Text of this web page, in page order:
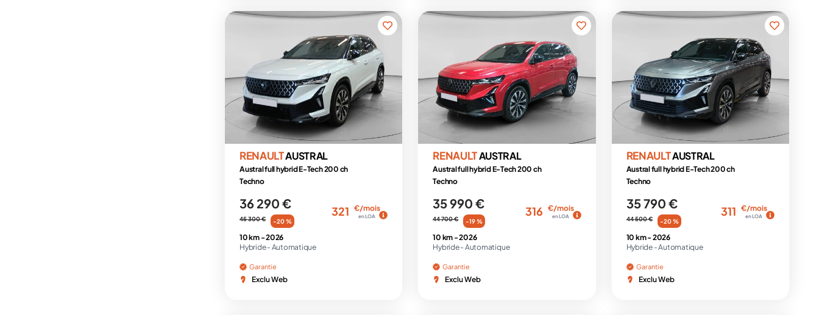
RENAULTAUSTRAL
Austral full hybrid E-Tech 200 ch
Techno
36 290 €
45 300 € -20 %
321 €/mois
en LOA
10 km -2026
Hybride - Automatique
Garantie
Exclu Web
RENAULTAUSTRAL
Austral full hybrid E-Tech 200 ch
Techno
35 990 €
44 700 € -19 %
316 €/mois
en LOA
10 km -2026
Hybride - Automatique
Garantie
Exclu Web
RENAULTAUSTRAL
Austral full hybrid E-Tech 200 ch
Techno
35 790 €
44 500 € -20 %
311 €/mois
en LOA
10 km -2026
Hybride -Automatique
Garantie
Exclu Web